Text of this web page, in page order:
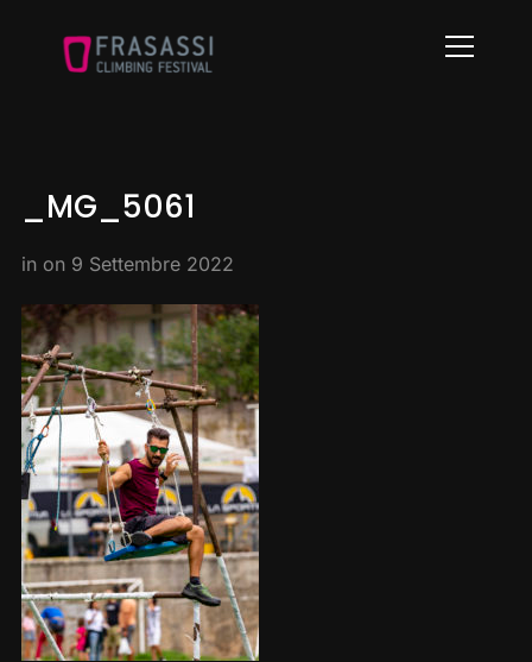
Info
_MG_5061
in on 9 Settembre 2022